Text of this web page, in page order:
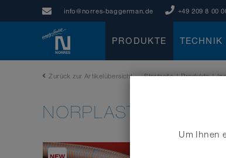
info@norres-baggerman.de +49 209 8 00
PRODUKTE TECHNIK
Zurück zur Artikelübersicht Startseite | Produkte |
NORPLAST
Um Ihnen